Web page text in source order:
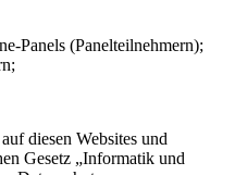
Panels (Panelteilnehmern);
diesen Websites und
Gesetz „Informatik und